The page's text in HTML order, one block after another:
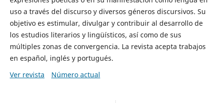
uso a través del discurso y diversos géneros discursivos. Su
objetivo es estimular, divulgar y contribuir al desarrollo de
los estudios literarios y lingüísticos, así como de sus
múltiples zonas de convergencia. La revista acepta trabajos
en español, inglés y portugués.
Ver revista
Número actual